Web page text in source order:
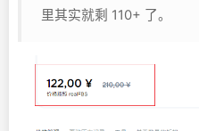
里其实就剩 110+ 了。